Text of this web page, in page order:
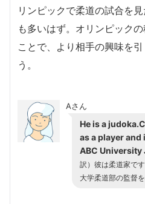
リンピックで柔道の試合を
も多いはず。オリンピック
ことで、より相手の興味を
う。
Aさん
He is a
as a player
ABC University
訳）彼は柔道家で
大学柔道部の監督